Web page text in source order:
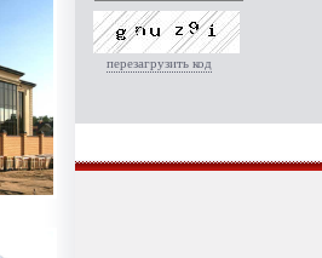
перезагрузить код